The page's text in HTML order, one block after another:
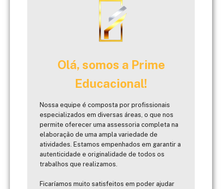
Olá, somos a Prime
Educacional!
Nossa equipe é composta por profissionais
especializados em diversas áreas, o que nos
permite oferecer uma assessoria completa na
elaboração de uma ampla variedade de
atividades. Estamos empenhados em garantir a
autenticidade e originalidade de todos os
trabalhos que realizamos.
Ficaríamos muito satisfeitos em poder ajudar